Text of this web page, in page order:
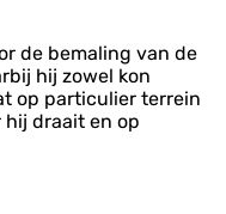
de bemaling van de
hij zowel kon
op particulier terrein
draait en op